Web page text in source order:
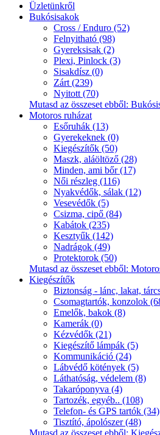
Üzletünkről
Bukósisakok
Cross / Enduro (52)
Felnyitható (98)
Gyereksisak (2)
Plexi, Pinlock (3)
Sisakdísz (0)
Zárt (239)
Nyitott (70)
Mutasd az összeset ebből:
Motoros ruházat
Esőruhák (13)
Gyerekeknek (0)
Kiegészítők (50)
Maszk, aláöltöző (28)
Minden, ami bőr (17)
Női részleg (116)
Nyakvédők, sálak (12)
Vesevédők (5)
Csizma, cipő (84)
Kabátok (235)
Kesztyűk (142)
Nadrágok (49)
Protektorok (50)
Mutasd az összeset ebből:
Kiegészítők
Biztonság - lánc, lakat,
Csomagtartók, konzolok
Emelők, bakok (8)
Kamerák (0)
Kézvédők (21)
Kiegészítő lámpák (5)
Kommunikáció (24)
Lábvédő kötények (5)
Láthatóság, védelem (8)
Takaróponyva (4)
Tartozék, egyéb.. (108)
Telefon- és GPS tartók (34)
Tisztító, ápolószer (48)
Mutasd az összeset ebből: